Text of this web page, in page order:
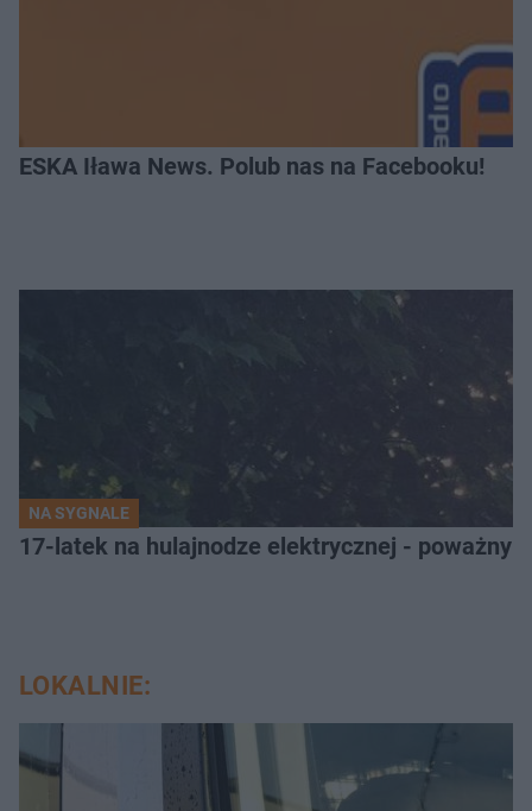
ESKA Iława News. Polub nas na Facebooku!
NA SYGNALE
17-latek na hulajnodze elektrycznej - poważny
LOKALNIE: